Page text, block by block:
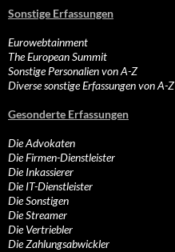
Sonstige Erfassungen
Eurowebtainment
The European Summit
Sonstige Personalien von A-Z
Diverse sonstige Erfassungen von A-Z
Gesonderte Erfassungen
Die Advokaten
Die Firmen-Dienstleister
Die Inkassierer
Die IT-Dienstleister
Die Sonstigen
Die Streamer
Die Vertriebler
Die Zahlungsabwickler